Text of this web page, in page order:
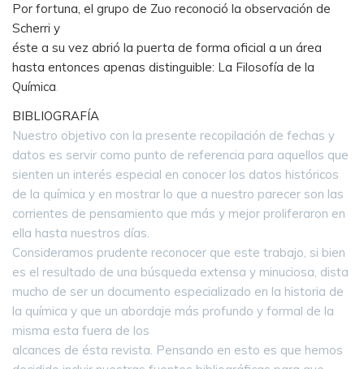
Por fortuna, el grupo de Zuo reconoció la observación de
Scherri y
éste a su vez abrió la puerta de forma oficial a un área
hasta entonces apenas distinguible: La Filosofía de la
Química.
BIBLIOGRAFÍA
Nuestro objetivo con la presente recopilación de fechas y
datos es servir como punto de referencia para aquellos que
sienten un interés especial en conocer los datos históricos
de la química y en mostrar lo que a nuestro parecer son las
corrientes de pensamiento que más y mejor proliferaron en
ella hasta nuestros días.
Consideramos prudente reconocer que este trabajo, si bien
es el resultado de una búsqueda extensa y minuciosa, dista
mucho de ser un documento especializado en la historia de
la química y que un abordaje más profundo y formal de la
misma esta fuera de los
alcances de ésta revista. Pensando en esto es que hemos